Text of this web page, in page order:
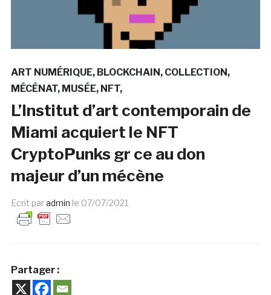
ART NUMÉRIQUE BLOCKCHAIN COLLECTION
MÉCÉNAT MUSÉE NFT
L’Institut d’art contemporain de
Miami acquiert le NFT
CryptoPunks gr ce au don
majeur d’un mécène
Ecrit paradmin le 07/07/2021
Partager :